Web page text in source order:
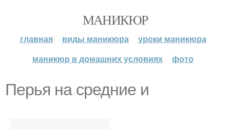
МАНИКЮР
главная виды маникюра
уроки маникюра
маникюр в домашних условиях
фото
Перья на средние и